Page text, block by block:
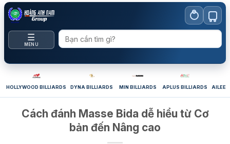
Bỏ
qua
nội
☰
MENU
HOLLYWOOD BILLIARDS DYNA BILLIARDS MIN BILLIARDS APLUS BILLIARDS
Cách đánh Masse Bida dễ hiểu từ Cơ
bản đến Nâng cao